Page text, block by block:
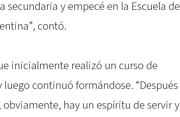
secundaria y empecé en la Escuela de
contó.
inicialmente realizó un curso de
continuó formándose. “Después
hay un espíritu de servir y